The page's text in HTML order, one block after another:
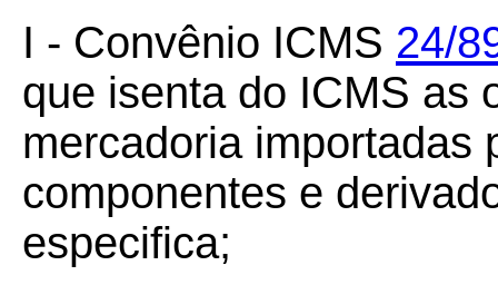
I - Convênio ICMS 24/
que isenta do ICMS as
mercadoria importadas
componentes e
especifica;